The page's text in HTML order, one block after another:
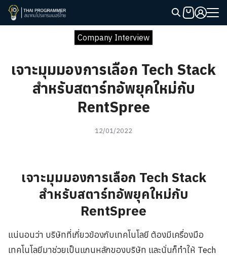
Skip
Company Interview
เจาะมุมมองการเลือก Tech Stack
สำหรับสตาร์ทอัพยุคใหม่กับ
RentSpree
12/01/2022
เจาะมุมมองการเลือก Tech Stack
สำหรับสตาร์ทอัพยุคใหม่กับ
RentSpree
แน่นอนว่า บริษัทที่เกี่ยวข้องกับเทคโนโลยี ต้องมีเครื่องมือ
เทคโนโลยีมาช่วยเป็นแกนหลักของบริษัท และนั่นก็ทำให้ Tech